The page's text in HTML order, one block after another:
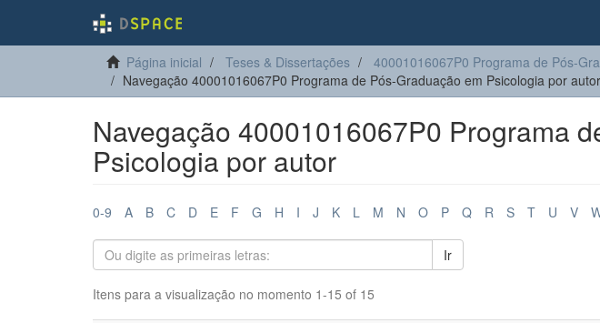
Página inicial Teses & Dissertações
40001016067P0 Programa de Pós-
Navegação 40001016067P0 Programa de Pós-Graduação em Psicologia por autor
Navegação 40001016067P0 Programa
Psicologia por autor
0-9 A B C D E F G H I J K L M N O P Q R S T U V
Ir
Itens para a visualização no momento 1-15 of 15